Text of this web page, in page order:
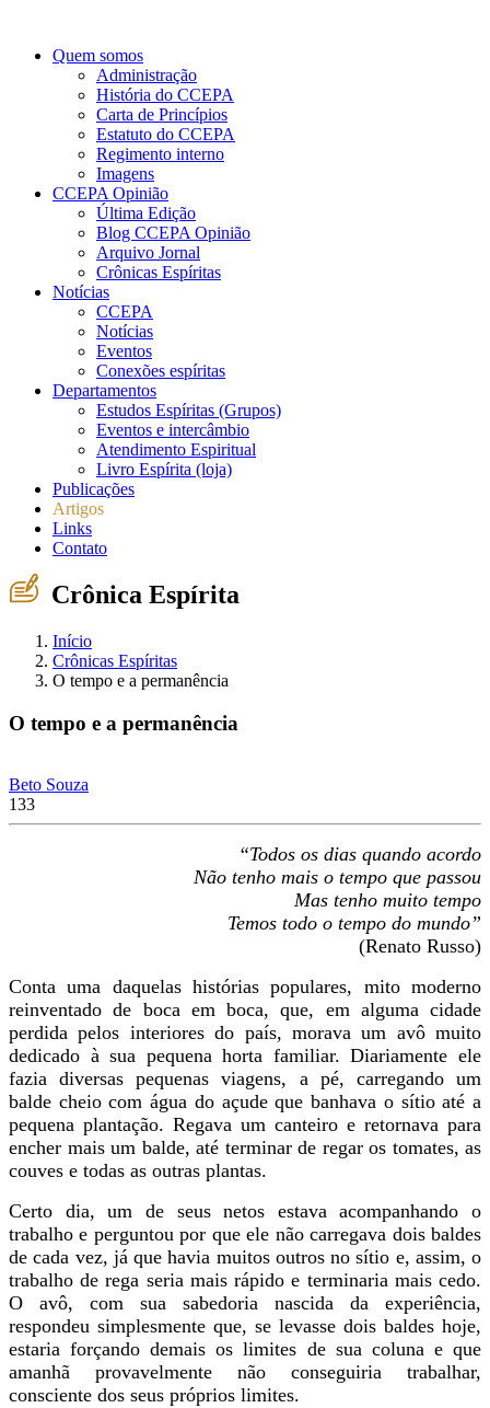
Quem somos
Administração
História do CCEPA
Carta de Princípios
Estatuto do CCEPA
Regimento interno
Imagens
CCEPA Opinião
Última Edição
Blog CCEPA Opinião
Arquivo Jornal
Crônicas Espíritas
Notícias
CCEPA
Notícias
Eventos
Conexões espíritas
Departamentos
Estudos Espíritas (Grupos)
Eventos e intercâmbio
Atendimento Espiritual
Livro Espírita (loja)
Publicações
Artigos
Links
Contato
Crônica Espírita
Início
Crônicas Espíritas
O tempo e a permanência
O tempo e a permanência
Beto Souza
133
“Todos os dias quando acordo
Não tenho mais o tempo que passou
Mas tenho muito tempo
Temos todo o tempo do mundo”
(Renato Russo)
Conta uma daquelas histórias populares, mito moderno
reinventado de boca em boca, que, em alguma cidade
perdida pelos interiores do país, morava um avô muito
dedicado à sua pequena horta familiar. Diariamente ele
fazia diversas pequenas viagens, a pé, carregando um
balde cheio com água do açude que banhava o sítio até a
pequena plantação. Regava um canteiro e retornava para
encher mais um balde, até terminar de regar os tomates, as
couves e todas as outras plantas.
Certo dia, um de seus netos estava acompanhando o
trabalho e perguntou por que ele não carregava dois baldes
de cada vez, já que havia muitos outros no sítio e, assim, o
trabalho de rega seria mais rápido e terminaria mais cedo.
O avô, com sua sabedoria nascida da experiência,
respondeu simplesmente que, se levasse dois baldes hoje,
estaria forçando demais os limites de sua coluna e que
amanhã provavelmente não conseguiria trabalhar,
consciente dos seus próprios limites.